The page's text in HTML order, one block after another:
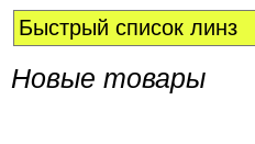
Новые товары